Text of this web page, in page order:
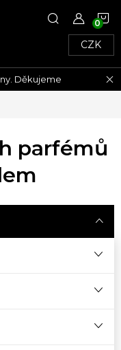
CZK
Děkujeme
parfémů